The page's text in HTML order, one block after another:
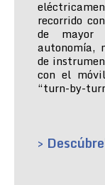
recorrido
de mayor
autonomía,
de
con el
“turn-by-
>